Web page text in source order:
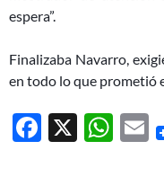
espera”.
Finalizaba Navarro,
en todo lo que prometió
F
X
W